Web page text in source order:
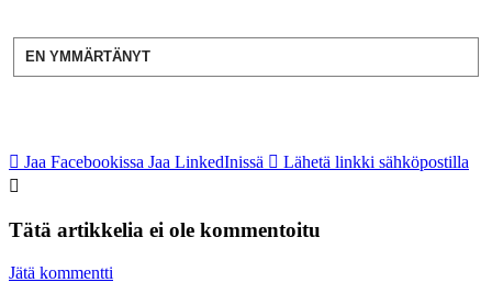
EN YMMÄRTÄNYT
Jaa Facebookissa Jaa LinkedInissä Lähetä linkki sähköpostilla
Tätä artikkelia ei ole kommentoitu
Jätä kommentti